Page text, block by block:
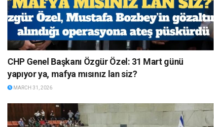
CHP Genel Başkanı Özgür Özel: 31 Mart günü
yapıyor ya, mafya mısınız lan siz?
MARCH 31, 2026